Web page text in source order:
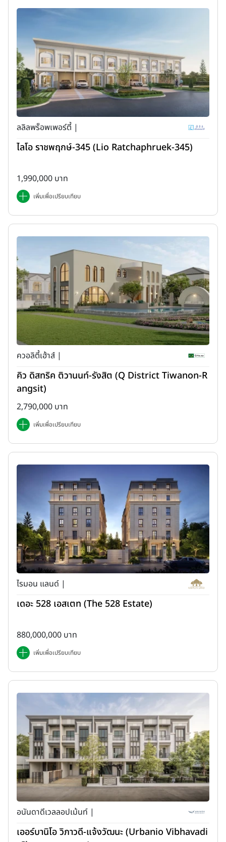
ลลิลพร็อพเพอร์ตี้ |
ไลโอ ราชพฤกษ์-345 (Lio Ratchaphruek-345)
1,990,000 บาท
เพิ่มเพื่อเปรียบเทียบ
ควอลิตี้เฮ้าส์ |
คิว ดิสทริค ติวานนท์-รังสิต (Q District Tiwanon-R
angsit)
2,790,000 บาท
เพิ่มเพื่อเปรียบเทียบ
ไรมอน แลนด์ |
เดอะ 528 เอสเตท (The 528 Estate)
880,000,000 บาท
เพิ่มเพื่อเปรียบเทียบ
อนันดาดีเวลลอปเม้นท์ |
เออร์บานิโอ วิภาวดี-แจ้งวัฒนะ (Urbanio Vibhavadi